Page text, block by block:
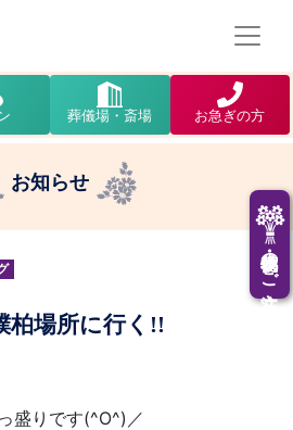
供花・供物のご注文
葬儀場・斎場 お急ぎの方
お知らせ
場所に行く!!
盛りです(^O^)／